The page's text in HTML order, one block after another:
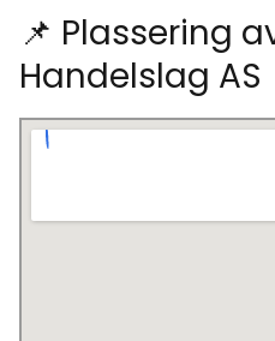
📌 Plassering
Handelslag AS